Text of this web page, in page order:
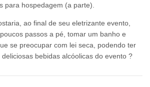
para hospedagem (a parte).
ao final de seu eletrizante evento,
passos a pé, tomar um banho e
se preocupar com lei seca, podendo ter
bebidas alcóolicas do evento ?